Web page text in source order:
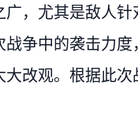
，尤其是敌人
争中的袭击力
改观。根据此